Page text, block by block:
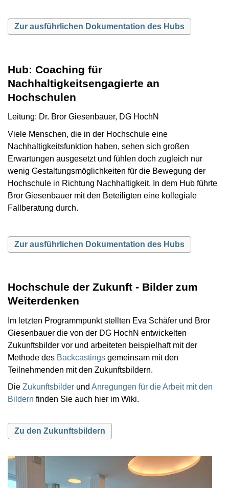
Zur ausführlichen Dokumentation des Hubs
Hub: Coaching für
Nachhaltigkeitsengagierte an
Hochschulen
Leitung: Dr. Bror Giesenbauer, DG HochN
Viele Menschen, die in der Hochschule eine
Nachhaltigkeitsfunktion haben, sehen sich großen
Erwartungen ausgesetzt und fühlen doch zugleich nur
wenig Gestaltungsmöglichkeiten für die Bewegung der
Hochschule in Richtung Nachhaltigkeit. In dem Hub führte
Bror Giesenbauer mit den Beteiligten eine kollegiale
Fallberatung durch.
Zur ausführlichen Dokumentation des Hubs
Hochschule der Zukunft - Bilder zum
Weiterdenken
Im letzten Programmpunkt stellten Eva Schäfer und Bror
Giesenbauer die von der DG HochN entwickelten
Zukunftsbilder vor und arbeiteten beispielhaft mit der
Methode des Backcastings gemeinsam mit den
Teilnehmenden mit den Zukunftsbildern.
Die Zukunftsbilder und Anregungen für die Arbeit mit den
Bildern finden Sie auch hier im Wiki.
Zu den Zukunftsbildern